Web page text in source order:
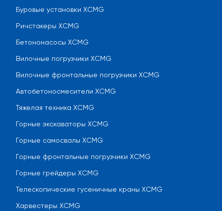
Буровые установки XCMG
Ричстакеры XCMG
Бетононасосы XCMG
Вилочные погрузчики XCMG
Вилочные фронтальные погрузчики XCMG
Автобетоносмесители XCMG
Тяжелая техника XCMG
Горные экскаваторы XCMG
Горные самосвалы XCMG
Горные фронтальные погрузчики XCMG
Горные грейдеры XCMG
Телескопические гусеничные краны XCMG
Харвестеры XCMG